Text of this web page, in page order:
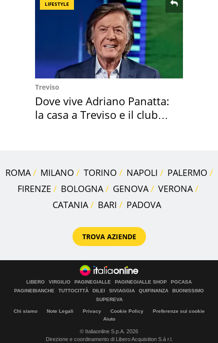
LIFESTYLE
Treviso
Dove vive Adriano Panatta:
la casa a Treviso e il club
ROMA MILANO TORINO NAPOLI
PALERMO
FIRENZE
BOLOGNA GENOVA
VERONA
CATANIA
BARI PADOVA
TROVA AZIENDE
LIBERO VIRGILIO PAGINEGIALLE PAGINEGIALLE SHOP
PGCASA
PAGINEBIANCHE
TUTTOCITTÀ DILEI SIVIAGGIA QUIFINANZA
BUONISSIMO
SUPEREVA
Chi siamo Note Legali Privacy Cookie Policy
Preferenze sui cookie
Aiuto
© Italiaonline S.p.A. 2026
Direzione e coordinamento di Libero Acquisition S.á r.l.